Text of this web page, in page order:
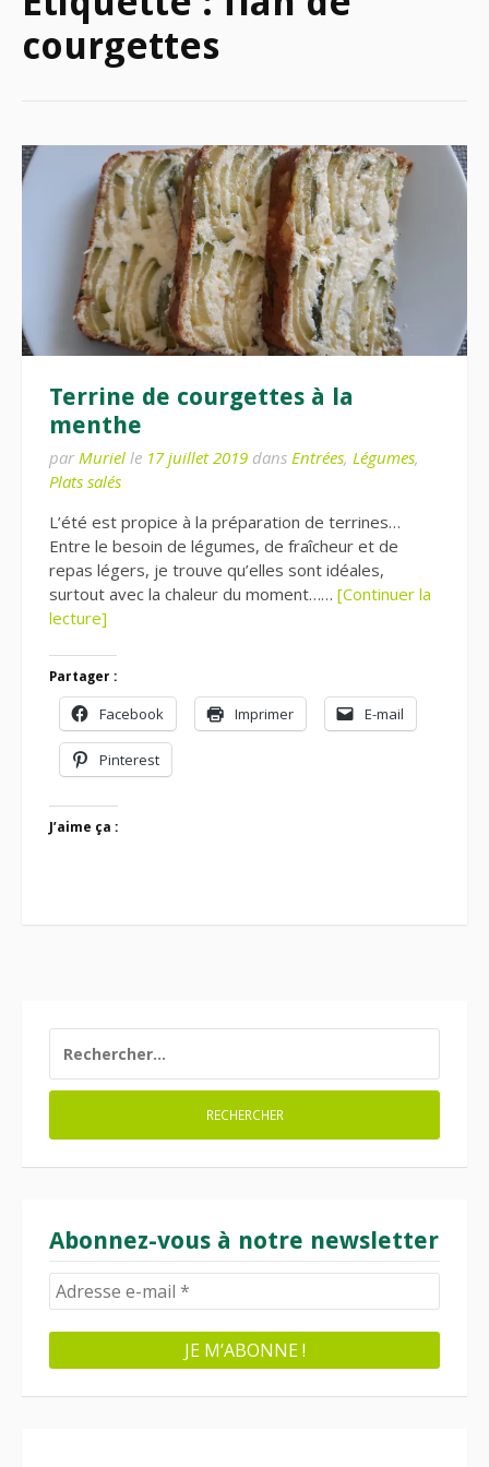
courgettes
Terrine de courgettes à la
menthe
par Muriel le 17 juillet 2019 dans Entrées, Légumes,
Plats salés
L’été est propice à la préparation de terrines…
Entre le besoin de légumes, de fraîcheur et de
repas légers, je trouve qu’elles sont idéales,
surtout avec la chaleur du moment…… [Continuer la
lecture]
Partager :
Facebook Imprimer E-mail
Pinterest
J’aime ça :
Abonnez-vous à notre newsletter